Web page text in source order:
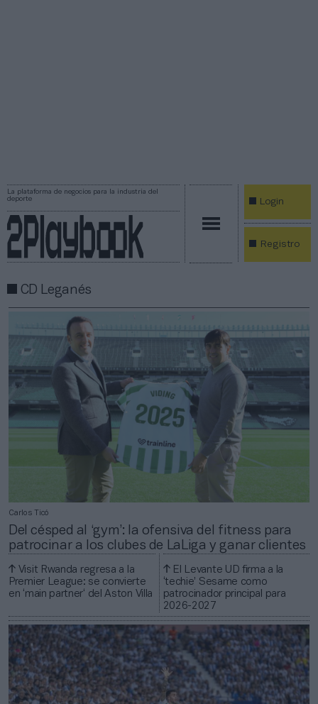
La plataforma de negocios para la industria del
deporte
Login
Registro
CD Leganés
Carlos Ticó
Del césped al ‘gym’: la ofensiva del fitness para
patrocinar a los clubes de LaLiga y ganar clientes
Visit Rwanda regresa a la
Premier League: se convierte
en ‘main partner‘ del Aston Villa
El Levante UD firma a la
‘techie’ Sesame como
patrocinador principal para
2026-2027